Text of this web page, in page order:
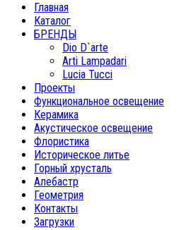
Главная
Каталог
БРЕНДЫ
Dio D`arte
Arti Lampadari
Lucia Tucci
Проекты
Функциональное освещение
Керамика
Акустическое освещение
Флористика
Историческое литье
Горный хрусталь
Алебастр
Геометрия
Контакты
Загрузки